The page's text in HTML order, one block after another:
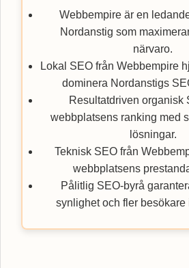
Webbempire är en
Nordanstig som
närvaro.
Lokal SEO från Webbempire
dominera Nordanstigs
Resultatdriven organisk
webbplatsens ranking med
lösningar.
Teknisk SEO från
webbplatsens
Pålitlig SEO-byrå
synlighet och fler besökare